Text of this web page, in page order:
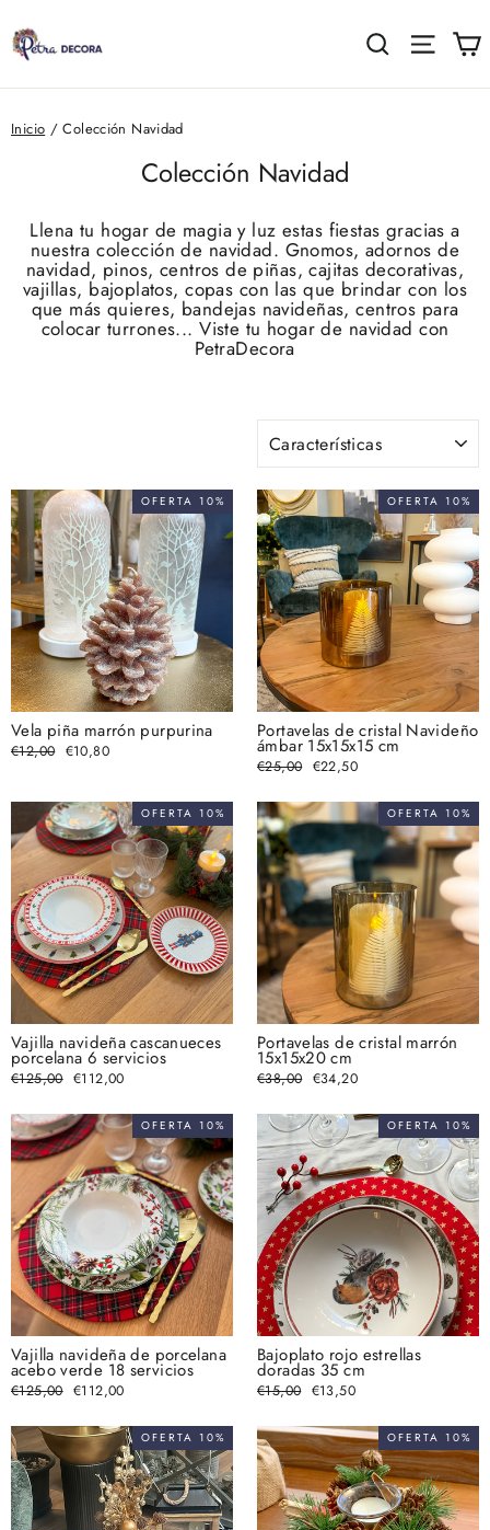
directamente
contenido
Buscar
Inicio / Colección Navidad
Colección Navidad
Llena tu hogar de magia y luz estas fiestas gracias a
nuestra colección de navidad. Gnomos, adornos de
navidad, pinos, centros de piñas, cajitas decorativas,
vajillas, bajoplatos, copas con las que brindar con los
que más quieres, bandejas navideñas, centros para
colocar turrones... Viste tu hogar de navidad con
PetraDecora
ORDENAR
OFERTA 10%
Vela piña marrón purpurina
Precio
habitual
€12,00 Precio
€10,80
OFERTA 10%
Portavelas de cristal Navideño
ámbar 15x15x15 cm
Precio
habitual
€25,00 Precio
€22,50
OFERTA 10%
Vajilla navideña cascanueces
porcelana 6 servicios
Precio
habitual
€125,00 Precio
€112,00
OFERTA 10%
Portavelas de cristal marrón
15x15x20 cm
Precio
habitual
€38,00 Precio
€34,20
OFERTA 10%
Vajilla navideña de porcelana
acebo verde 18 servicios
Precio
habitual
€125,00 Precio
€112,00
OFERTA 10%
Bajoplato rojo estrellas
doradas 35 cm
Precio
habitual
€15,00 Precio
€13,50
OFERTA 10% OFERTA 10%